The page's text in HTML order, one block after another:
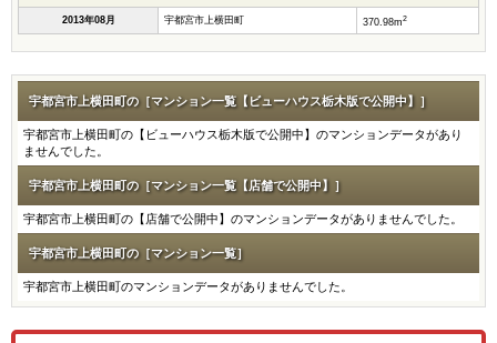
2013年08月 宇都宮市上横田町 370.98m2
宇都宮市上横田町の［マンション一覧【ビューハウス栃木版で公開中】］
宇都宮市上横田町の【ビューハウス栃木版で公開中】のマンションデータがあり
ませんでした。
宇都宮市上横田町の［マンション一覧【店舗で公開中】］
宇都宮市上横田町の【店舗で公開中】のマンションデータがありませんでした。
宇都宮市上横田町の［マンション一覧］
宇都宮市上横田町のマンションデータがありませんでした。